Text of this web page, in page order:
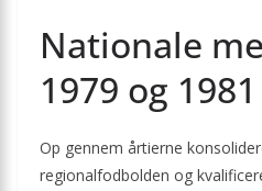
Nationale
1979 og 1981
Op gennem årtierne
regionalfodbolden og